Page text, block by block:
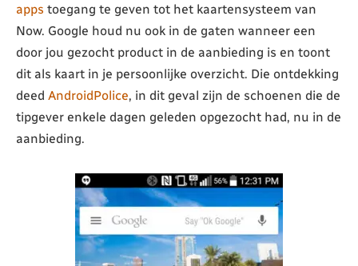
apps toegang te geven tot het kaartensysteem van
Now. Google houd nu ook in de gaten wanneer een
door jou gezocht product in de aanbieding is en toont
dit als kaart in je persoonlijke overzicht. Die ontdekking
deed AndroidPolice, in dit geval zijn de schoenen die de
tipgever enkele dagen geleden opgezocht had, nu in de
aanbieding.